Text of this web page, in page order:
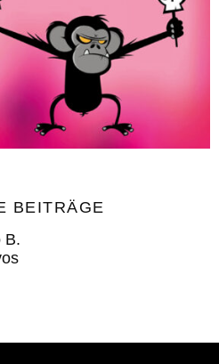
BEITRÄGE
B.